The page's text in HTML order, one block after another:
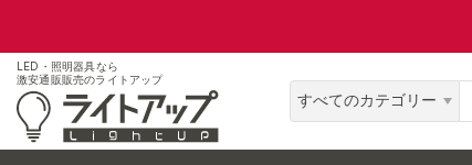
LED・照明器具なら
激安通販販売のライトアップ
すべてのカテゴリー